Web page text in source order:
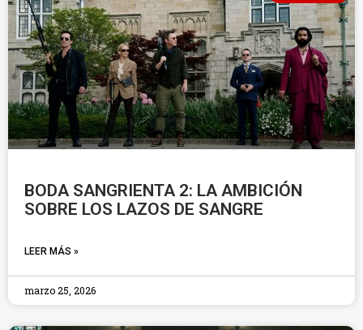
BODA SANGRIENTA 2: LA AMBICIÓN
SOBRE LOS LAZOS DE SANGRE
LEER MÁS »
marzo 25, 2026